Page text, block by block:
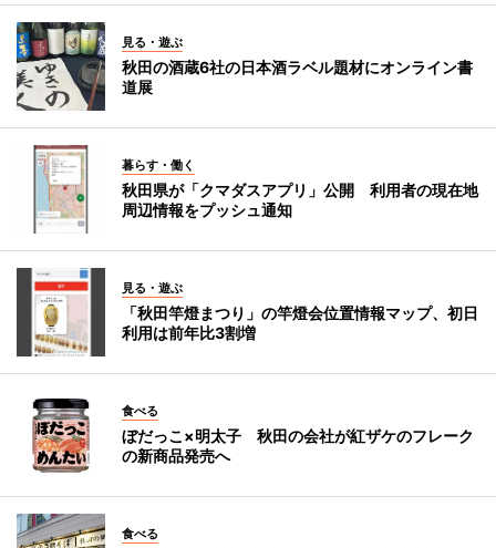
見る・遊ぶ
秋田の酒蔵6社の日本酒ラベル題材にオンライン書
道展
暮らす・働く
秋田県が「クマダスアプリ」公開 利用者の現在地
周辺情報をプッシュ通知
見る・遊ぶ
「秋田竿燈まつり」の竿燈会位置情報マップ、初日
利用は前年比3割増
食べる
ぼだっこ×明太子 秋田の会社が紅ザケのフレーク
の新商品発売へ
食べる